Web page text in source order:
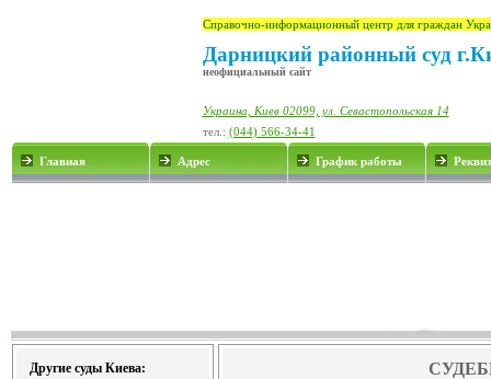
Справочно-информационный центр для граждан
Дарницкий районный суд
неофициальный сайт
Украина, Киев 02099, ул. Севастопольская 14
тел.: (044) 566-34-41
Главная Адрес График работы
Другие суды Киева: